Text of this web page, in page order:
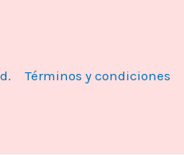
Términos y condiciones